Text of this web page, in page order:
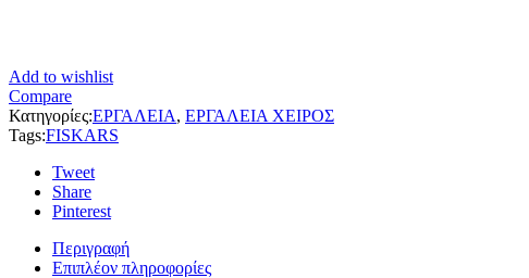
Add to wishlist
Compare
Κατηγορίες:ΕΡΓΑΛΕΙΑ, ΕΡΓΑΛΕΙΑ ΧΕΙΡΟΣ
Tags:FISKARS
Tweet
Share
Pinterest
Περιγραφή
Επιπλέον πληροφορίες